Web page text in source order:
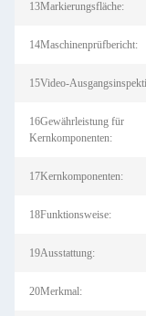
13Markierungsfläche:
14Maschinenprüfbericht:
15Video-
16Gewährleistung für
Kernkomponenten:
17Kernkomponenten:
18Funktionsweise:
19Ausstattung:
20Merkmal: